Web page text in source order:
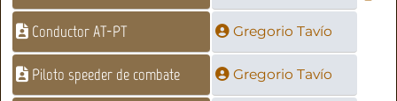
Conductor AT-PT Gregorio Tavío
Piloto speeder de combate Gregorio Tavío